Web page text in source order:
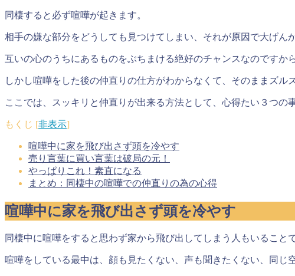
同棲すると必ず喧嘩が起きます。
相手の嫌な部分をどうしても見つけてしまい、それが原因で大げん
互いの心のうちにあるものをぶちまける絶好のチャンスなのですから
しかし喧嘩をした後の仲直りの仕方がわからなくて、そのままズル
ここでは、スッキリと仲直りが出来る方法として、心得たい３つの
もくじ [非表示]
喧嘩中に家を飛び出さず頭を冷やす
売り言葉に買い言葉は破局の元！
やっぱりこれ！素直になる
まとめ：同棲中の喧嘩での仲直りの為の心得
喧嘩中に家を飛び出さず頭を冷やす
同棲中に喧嘩をすると思わず家から飛び出してしまう人もいること
喧嘩をしている最中は、顔も見たくない、声も聞きたくない、同じ